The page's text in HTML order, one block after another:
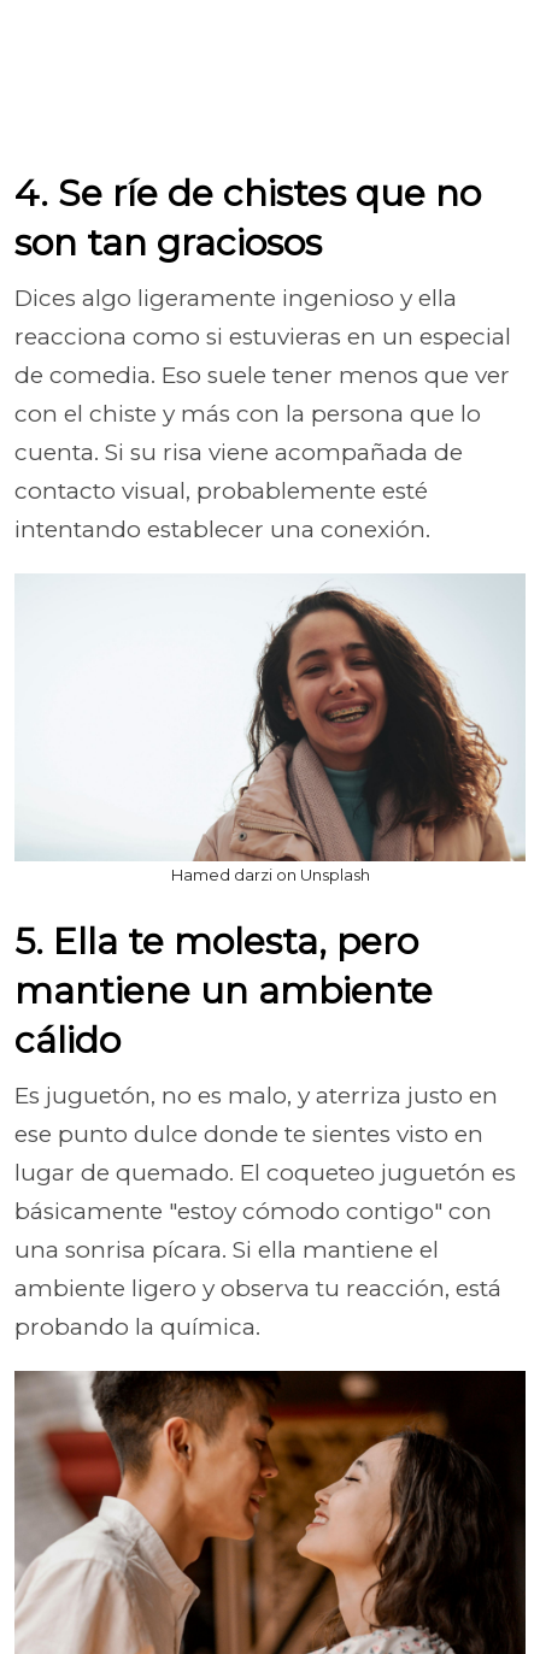
4. Se ríe de chistes que no
son tan graciosos
Dices algo ligeramente ingenioso y ella
reacciona como si estuvieras en un especial
de comedia. Eso suele tener menos que ver
con el chiste y más con la persona que lo
cuenta. Si su risa viene acompañada de
contacto visual, probablemente esté
intentando establecer una conexión.
Hamed darzi on Unsplash
5. Ella te molesta, pero
mantiene un ambiente
cálido
Es juguetón, no es malo, y aterriza justo en
ese punto dulce donde te sientes visto en
lugar de quemado. El coqueteo juguetón es
básicamente "estoy cómodo contigo" con
una sonrisa pícara. Si ella mantiene el
ambiente ligero y observa tu reacción, está
probando la química.